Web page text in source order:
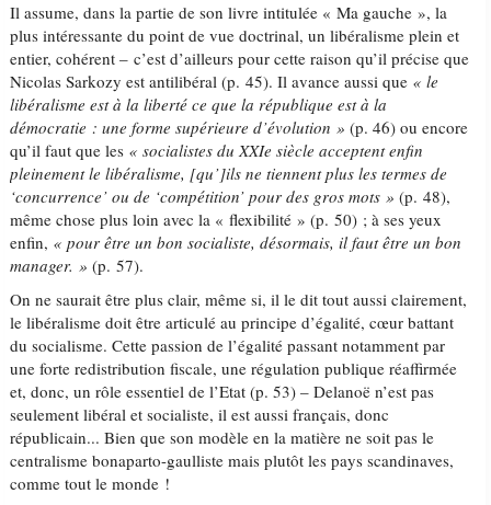
Il assume, dans la partie de son livre intitulée « Ma gauche », la
plus intéressante du point de vue doctrinal, un libéralisme plein et
entier, cohérent – c’est d’ailleurs pour cette raison qu’il précise que
Nicolas Sarkozy est antilibéral (p. 45). Il avance aussi que « le
libéralisme est à la liberté ce que la république est à la
démocratie : une forme supérieure d’évolution » (p. 46) ou encore
qu’il faut que les « socialistes du XXIe siècle acceptent enfin
pleinement le libéralisme, [qu’]ils ne tiennent plus les termes de
‘concurrence’ ou de ‘compétition’ pour des gros mots »(p. 48),
même chose plus loin avec la « flexibilité » (p. 50) ; à ses yeux
enfin, « pour être un bon socialiste, désormais, il faut être un bon
manager. » (p. 57).
On ne saurait être plus clair, même si, il le dit tout aussi clairement,
le libéralisme doit être articulé au principe d’égalité, cœur battant
du socialisme. Cette passion de l’égalité passant notamment par
une forte redistribution fiscale, une régulation publique réaffirmée
et, donc, un rôle essentiel de l’Etat (p. 53) – Delanoë n’est pas
seulement libéral et socialiste, il est aussi français, donc
républicain... Bien que son modèle en la matière ne soit pas le
centralisme bonaparto-gaulliste mais plutôt les pays scandinaves,
comme tout le monde !